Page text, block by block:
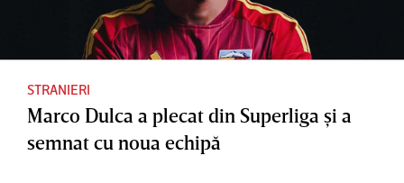
STRANIERI
Marco Dulca a plecat din Superliga şi a
semnat cu noua echipă